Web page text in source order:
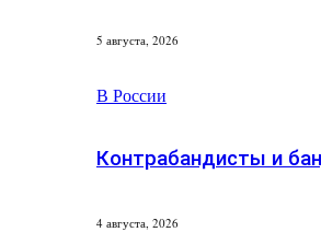
5 августа, 2026
В России
Контрабандисты и
4 августа, 2026